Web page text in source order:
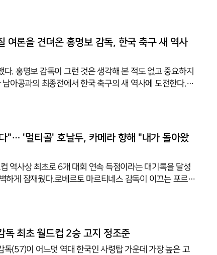
스타디움에서 남아공과 A조 3차전을 치른다. 남아공은
여론을 견뎌온 홍명보 감독, 한국 축구 새 역사
. 홍명보 감독이 그런 것은 생각해 본 적도 없고 중요하지
아공과의 최종전에서 한국 축구의 새 역사에 도전한다.홍
작은 12년 전 2014 브라질 월드컵이다. 대회 1년 전 지휘
이다. 2024년 두 번째 선임 때도 공정성 논란으로 여론의
심을 잡아온 그는 지난 2년을 매 경기 결승처럼 치렀
"… '멀티골' 호날두, 카메라 향해 "내가 돌아왔
역사상 최초로 6개 대회 연속 득점이라는 대기록을 달성
하게 잠재웠다.로베르토 마르티네스 감독이 이끄는 포르투
워 5-0 대승을 거두었다. 이로써 포르투갈은 대회 32강 진
골을 터뜨리며 포효했다. 전반 종료 직전에는 영리한 마
차가 큰 우즈베키스탄의 수비진을 완전히 무너뜨렸다.이
독 최초 월드컵 2승 고지 정조준
독(57)이 어느덧 역대 한국인 사령탑 가운데 가장 높은 고